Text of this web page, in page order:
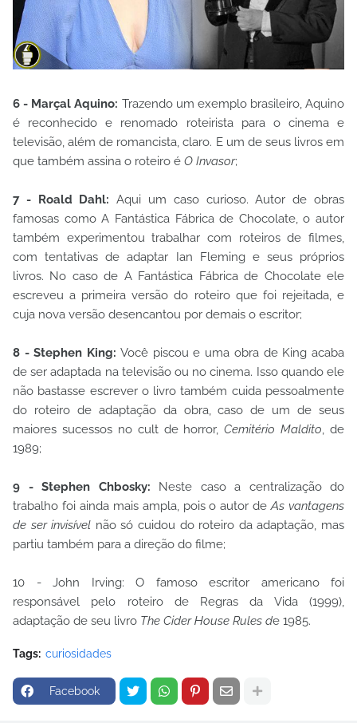
6 - Marçal Aquino: Trazendo um exemplo brasileiro, Aquino
é reconhecido e renomado roteirista para o cinema e
televisão, além de romancista, claro. E um de seus livros em
que também assina o roteiro é O Invasor;
7 - Roald Dahl:Aqui um caso curioso. Autor de obras
famosas como A Fantástica Fábrica de Chocolate, o autor
também experimentou trabalhar com roteiros de filmes,
com tentativas de adaptar Ian Fleming e seus próprios
livros. No caso de A Fantástica Fábrica de Chocolate ele
escreveu a primeira versão do roteiro que foi rejeitada, e
cuja nova versão desencantou por demais o escritor;
8 - Stephen King: Você piscou e uma obra de King acaba
de ser adaptada na televisão ou no cinema. Isso quando ele
não bastasse escrever o livro também cuida pessoalmente
do roteiro de adaptação da obra, caso de um de seus
maiores sucessos no cult de horror, Cemitério Maldito, de
1989;
9 - Stephen Chbosky:
Neste caso a centralização do
trabalho foi ainda mais ampla, pois o autor deAs vantagens
de ser invisível não só cuidou do roteiro da adaptação, mas
partiu também para a direção do filme;
10 - John Irving: O famoso escritor americano foi
responsável pelo roteiro de Regras da Vida (1999),
adaptação de seu livro The Cider House Rules de 1985.
Tags: curiosidades
Facebook